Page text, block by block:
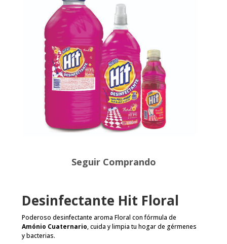
Seguir Comprando
Desinfectante Hit Floral
Poderoso desinfectante aroma Floral con fórmula de
Amónio Cuaternario, cuida y limpia tu hogar de gérmenes
y bacterias.